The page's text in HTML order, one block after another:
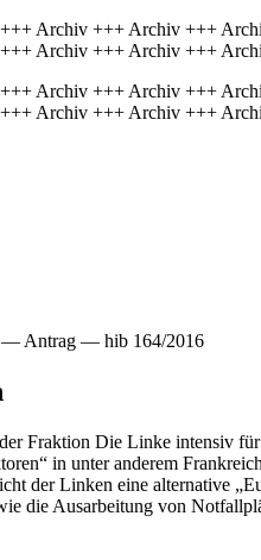
Archiv +++ Archiv +++
Archiv +++ Archiv +++
Archiv +++ Archiv +++
Archiv +++ Archiv +++
— Antrag — hib 164/2016
Fraktion Die Linke intensiv
in unter anderem
der Linken eine alternative
die Ausarbeitung von